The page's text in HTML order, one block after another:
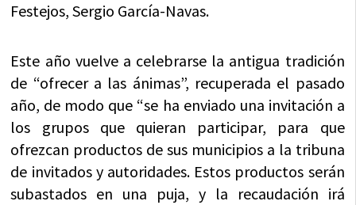
Festejos, Sergio García-Navas.
Este año vuelve a celebrarse la antigua tradición
de “ofrecer a las ánimas”, recuperada el pasado
año, de modo que “se ha enviado una invitación a
los grupos que quieran participar, para que
ofrezcan productos de sus municipios a la tribuna
de invitados y autoridades. Estos productos serán
subastados en una puja, y la recaudación irá